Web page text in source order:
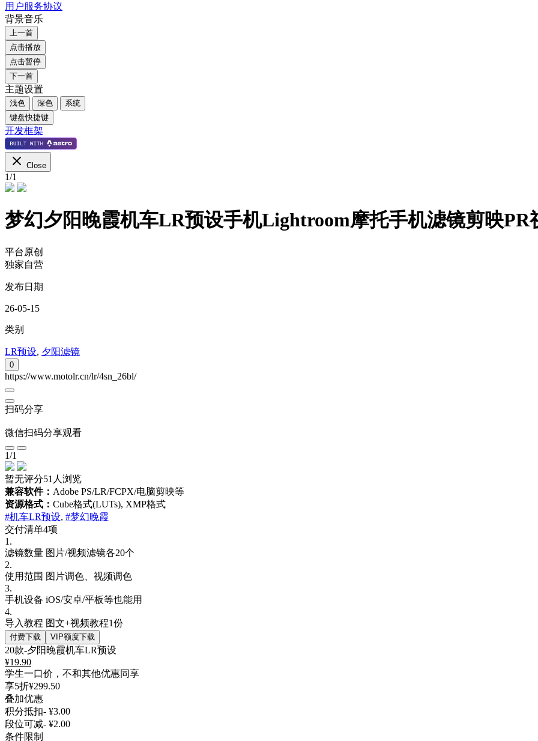
用户服务协议
背景音乐
上一首
点击播放
点击暂停
下一首
主题设置
浅色 深色
系统
键盘快捷键
开发框架
Close
1/1
梦幻夕阳晚霞机车LR预设手机Lightroom摩托手机滤镜剪映PR
平台原创
独家自营
发布日期
26-05-15
类别
LR预设, 夕阳滤镜
0
https://www.motolr.cn/lr/4sn_26bl/
扫码分享
微信扫码分享观看
1/1
暂无评分51人浏览
兼容软件： Adobe PS/LR/FCPX/电脑剪映等
资源格式： Cube格式(LUTs), XMP格式
#机车LR预设, #梦幻晚霞
交付清单4项
1.
滤镜数量 图片/视频滤镜各20个
2.
使用范围 图片调色、视频调色
3.
手机设备 iOS/安卓/平板等也能用
4.
导入教程 图文+视频教程1份
付费下载 VIP额度下载
20款-夕阳晚霞机车LR预设
¥19.90
学生一口价，不和其他优惠同享
享5折¥299.50
叠加优惠
积分抵扣- ¥3.00
段位可减- ¥2.00
条件限制